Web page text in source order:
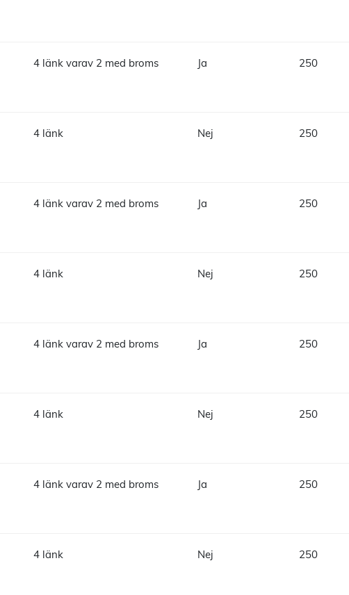
4 länk varav 2 med broms Ja 250
4 länk Nej 250
4 länk varav 2 med broms Ja 250
4 länk Nej 250
4 länk varav 2 med broms Ja 250
4 länk Nej 250
4 länk varav 2 med broms Ja 250
4 länk Nej 250